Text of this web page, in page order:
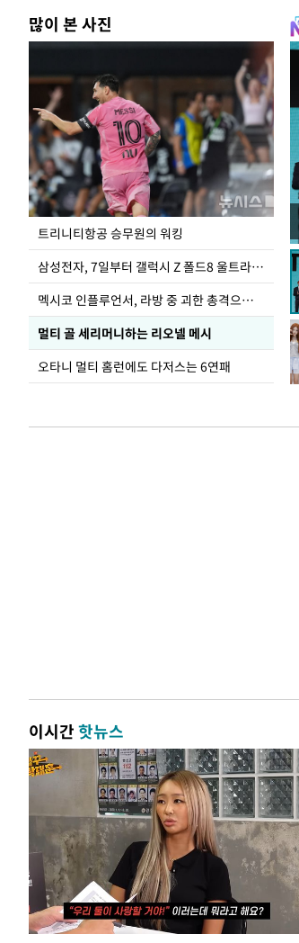
많이 본 사진
트리니티항공 승무원의 워킹
삼성전자, 7일부터 갤럭시 Z 폴드8 울트라·폴드8·플립8 출시
멕시코 인플루언서, 라방 중 괴한 총격으로 사망
멀티 골 세리머니하는 리오넬 메시
오타니 멀티 홈런에도 다저스는 6연패
이시간핫뉴스